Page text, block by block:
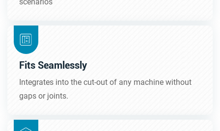
Fits Seamlessly
Integrates into the cut-out of any machine without
gaps or joints.